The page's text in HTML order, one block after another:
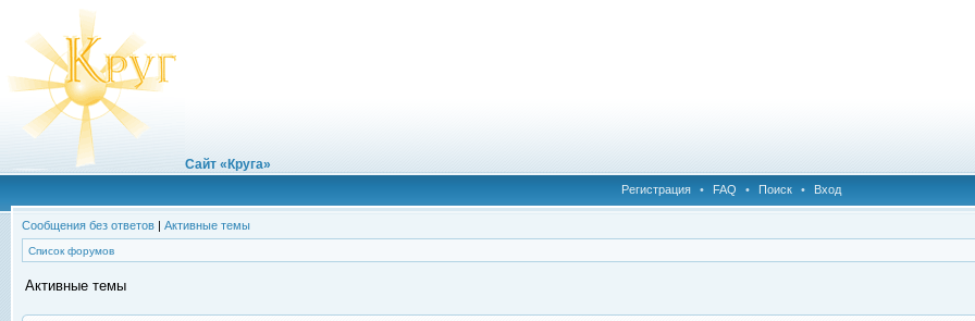
Сайт «Круга»
Регистрация • FAQ • Поиск • Вход
Сообщения без ответов | Активные темы
Список форумов
Активные темы